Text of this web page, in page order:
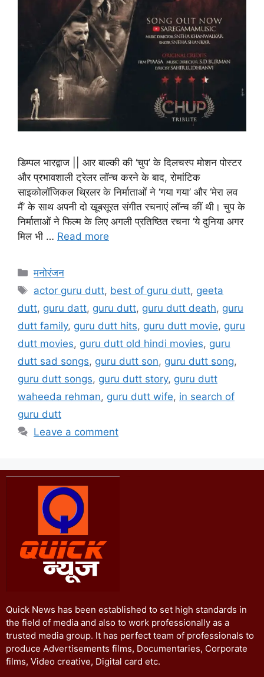
डिम्पल भारद्वाज || आर बाल्की की ‘चुप’ के दिलचस्प मोशन पोस्टर
और प्रभावशाली ट्रेलर लॉन्च करने के बाद, रोमांटिक
साइकोलॉजिकल थ्रिलर के निर्माताओं ने ‘गया गया’ और ‘मेरा लव
मैं’ के साथ अपनी दो खूबसूरत संगीत रचनाएं लॉन्च कीं थी। चुप के
निर्माताओं ने फिल्म के लिए अगली प्रतिष्ठित रचना ‘ये दुनिया अगर
मिल भी … Read more
मनोरंजन
actor guru dutt, best of guru dutt, geeta
dutt, guru datt, guru dutt, guru dutt death, guru
dutt family, guru dutt hits, guru dutt movie, guru
dutt movies, guru dutt old hindi movies, guru
dutt sad songs, guru dutt son, guru dutt song,
guru dutt songs, guru dutt story, guru dutt
waheeda rehman, guru dutt wife, in search of
guru dutt
Leave a comment
Quick News has been established to set high standards in
the field of media and also to work professionally as a
trusted media group. It has perfect team of professionals to
produce Advertisements films, Documentaries, Corporate
films, Video creative, Digital card etc.